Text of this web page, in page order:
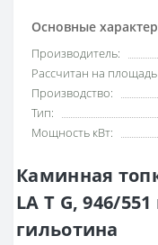
Основные
Производитель:
Рассчитан на
Производство:
Тип:
Мощность кВт:
Каминная
LA T G, 946/
гильотина